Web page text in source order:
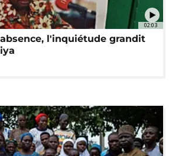
02:03
l'inquiétude grandit